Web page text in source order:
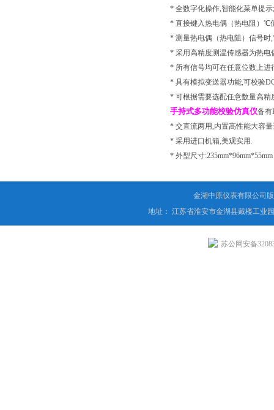
* 全数字化操作,智能化菜单提
* 直接键入热电偶（热电阻）℃
* 测量热电偶（热电阻）信号
* 采用高精度测温传感器为热电
* 所有信号均可在任意位数上进
* 具有模拟变送器功能,可校验
* 可根据需要选配任意数量高精
手持式多功能校验仿真仪备有
* 交直流两用,内置高性能大容
* 采用进口机箱,美观实用.
* 外型尺寸
金湖中原仪表有限公司
地址： 江苏省淮安市金湖县戴楼工业
苏公网安备